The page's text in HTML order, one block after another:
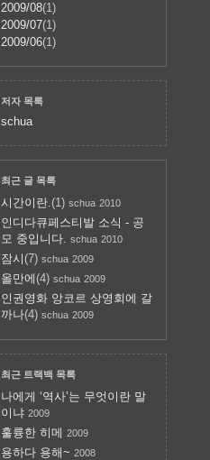
2009/08(1)
2009/07(1)
2009/06(1)
저자 목록
schua
최근 글 목록
시간이란. (1) schua 2010
인디다큐페스티발 소식 - 공
모 중입니다.
schua 2010
잠시 (7) schua 2009
올만에 (4) schua 2009
인권영화 앙코르 상영회에 갈
까나(4) schua 2009
최근 트랙백 목록
나에게 ‘역사’는 무엇이란 말
이냐 2009
훌륭한 히메 2009
용하다 용해~ 2008